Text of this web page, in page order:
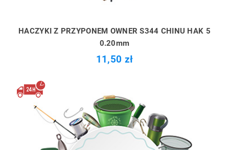
HACZYKI Z PRZYPONEM OWNER S344 CHINU HAK 5
0.20mm
11,50 zł